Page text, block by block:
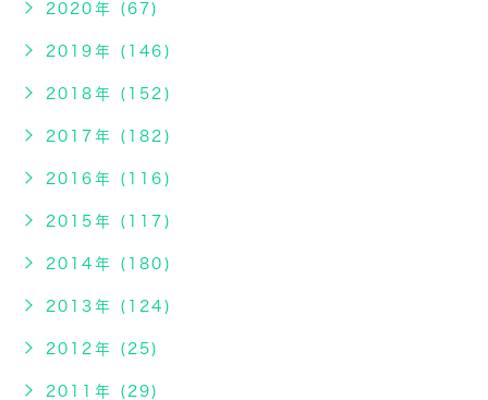
2020年 (67)
2019年 (146)
2018年 (152)
2017年 (182)
2016年 (116)
2015年 (117)
2014年 (180)
2013年 (124)
2012年 (25)
2011年 (29)